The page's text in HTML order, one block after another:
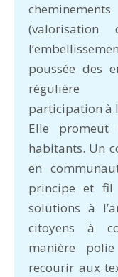
poussée des
régulière
participation à
Elle promeut
habitants. Un
en
principe et fil
solutions à
citoyens à
manière
recourir aux